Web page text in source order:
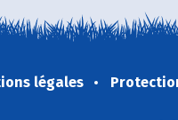
légales